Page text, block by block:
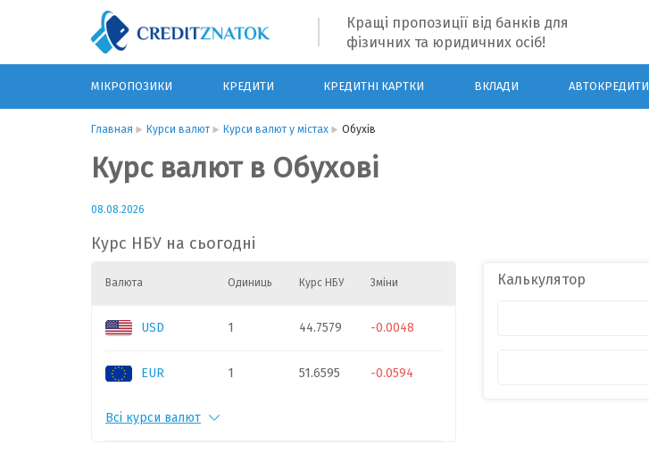
Кращі пропозиції від банків для
фізичних та юридичних осіб!
МІКРОПОЗИКИ КРЕДИТИ КРЕДИТНІ КАРТКИ ВКЛАДИ АВТОКРЕДИТИ
Главная Курси валют Курси валют у містах Обухів
Курс валют в Обухові
08.08.2026
Курс НБУ на сьогодні
Валюта Одиниць Курс НБУ Зміни
USD 1 44.7579 -0.0048
EUR 1 51.6595 -0.0594
RUB
Всі курси валют
Калькулятор